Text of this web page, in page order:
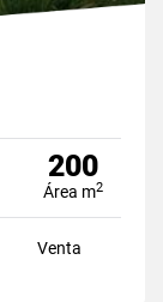
200
Área m2
Venta